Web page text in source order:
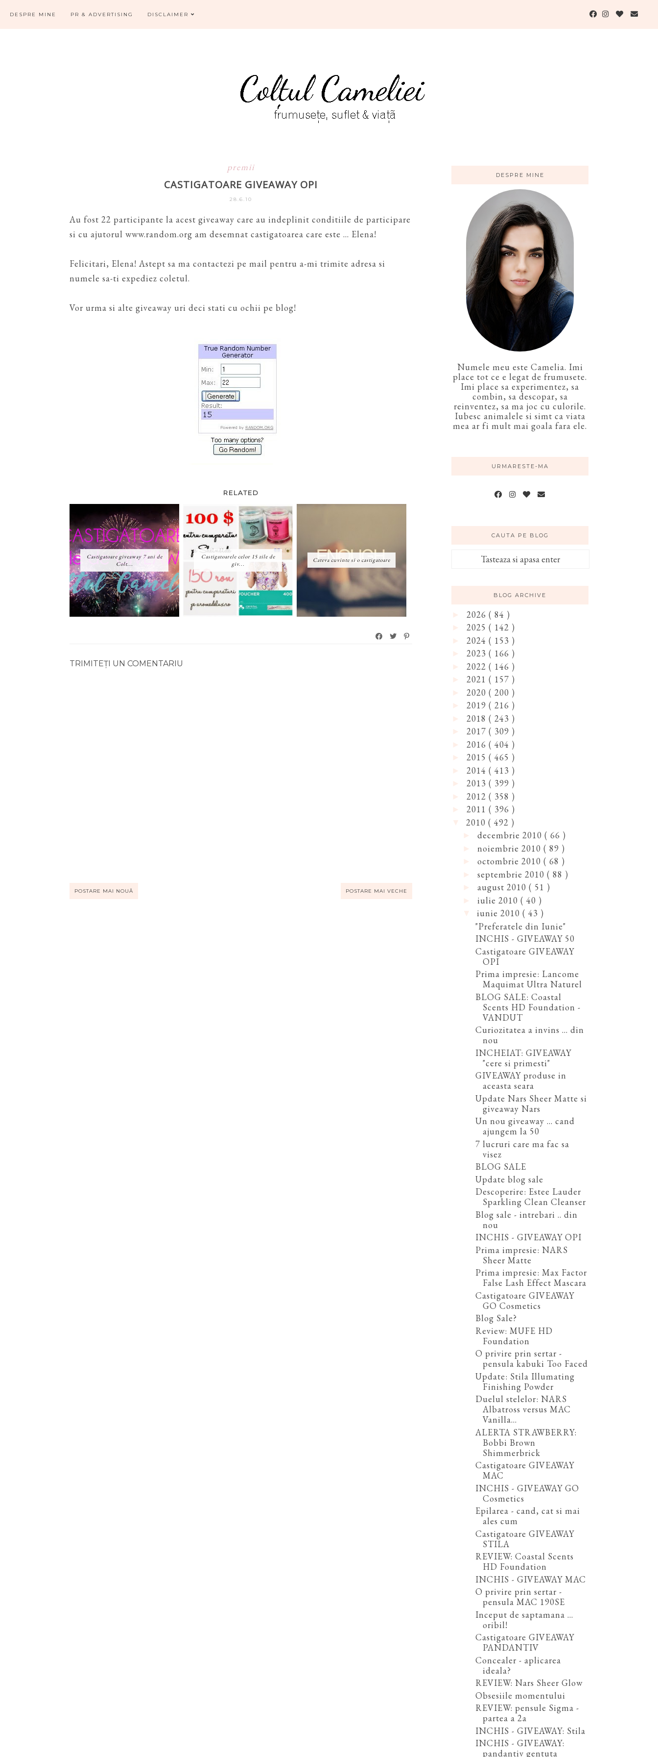
DESPRE MINE PR & ADVERTISING DISCLAIMER
premii
CASTIGATOARE GIVEAWAY OPI
28.6.10
Au fost 22 participante la acest giveaway care au indeplinit conditiile de participare
si cu ajutorul www.random.org am desemnat castigatoarea care este ... Elena!
Felicitari, Elena! Astept sa ma contactezi pe mail pentru a-mi trimite adresa si
numele sa-ti expediez coletul.
Vor urma si alte giveaway uri deci stati cu ochii pe blog!
RELATED
Castigatoare giveaway 7 ani de
Colt...
Castigatoarele celor 15 zile de
giv...
Cateva cuvinte si o castigatoare
TRIMITEȚI UN COMENTARIU
POSTARE MAI NOUĂ POSTARE MAI VECHE
DESPRE MINE
Numele meu este Camelia. Imi
place tot ce e legat de frumusete.
Imi place sa experimentez, sa
combin, sa descopar, sa
reinventez, sa ma joc cu culorile.
Iubesc animalele si simt ca viata
mea ar fi mult mai goala fara ele.
URMARESTE-MA
CAUTA PE BLOG
BLOG ARCHIVE
2026 ( 84 )
2025 ( 142 )
2024 ( 153 )
2023 ( 166 )
2022 ( 146 )
2021 ( 157 )
2020 ( 200 )
2019 ( 216 )
2018 ( 243 )
2017 ( 309 )
2016 ( 404 )
2015 ( 465 )
2014 ( 413 )
2013 ( 399 )
2012 ( 358 )
2011 ( 396 )
2010 ( 492 )
decembrie 2010 ( 66 )
noiembrie 2010 ( 89 )
octombrie 2010 ( 68 )
septembrie 2010 ( 88 )
august 2010 ( 51 )
iulie 2010 ( 40 )
iunie 2010 ( 43 )
"Preferatele din Iunie"
INCHIS - GIVEAWAY 50
Castigatoare GIVEAWAY
OPI
Prima impresie: Lancome
Maquimat Ultra Naturel
BLOG SALE: Coastal
Scents HD Foundation -
VANDUT
Curiozitatea a invins ... din
nou
INCHEIAT: GIVEAWAY
"cere si primesti"
GIVEAWAY produse in
aceasta seara
Update Nars Sheer Matte si
giveaway Nars
Un nou giveaway ... cand
ajungem la 50
7 lucruri care ma fac sa
visez
BLOG SALE
Update blog sale
Descoperire: Estee Lauder
Sparkling Clean Cleanser
Blog sale - intrebari .. din
nou
INCHIS - GIVEAWAY OPI
Prima impresie: NARS
Sheer Matte
Prima impresie: Max Factor
False Lash Effect Mascara
Castigatoare GIVEAWAY
GO Cosmetics
Blog Sale?
Review: MUFE HD
Foundation
O privire prin sertar -
pensula kabuki Too Faced
Update: Stila Illumating
Finishing Powder
Duelul stelelor: NARS
Albatross versus MAC
Vanilla...
ALERTA STRAWBERRY:
Bobbi Brown
Shimmerbrick
Castigatoare GIVEAWAY
MAC
INCHIS - GIVEAWAY GO
Cosmetics
Epilarea - cand, cat si mai
ales cum
Castigatoare GIVEAWAY
STILA
REVIEW: Coastal Scents
HD Foundation
INCHIS - GIVEAWAY MAC
O privire prin sertar -
pensula MAC 190SE
Inceput de saptamana ...
oribil!
Castigatoare GIVEAWAY
PANDANTIV
Concealer - aplicarea
ideala?
REVIEW: Nars Sheer Glow
Obsesiile momentului
REVIEW: pensule Sigma -
partea a 2a
INCHIS - GIVEAWAY: Stila
INCHIS - GIVEAWAY:
pandantiv gentuta